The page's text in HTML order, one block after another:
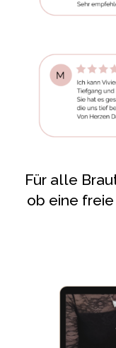
Für alle
ob eine